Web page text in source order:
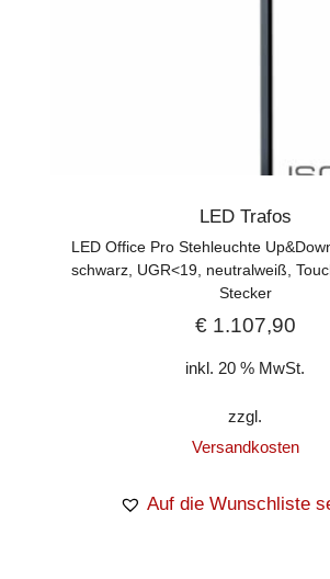
LED Trafos
LED Office Pro Stehleuchte
schwarz, UGR<19, neutralweiß,
Stecker
€1.107,90
inkl. 20 % MwSt.
zzgl.
Versandkosten
Auf die Wunschliste